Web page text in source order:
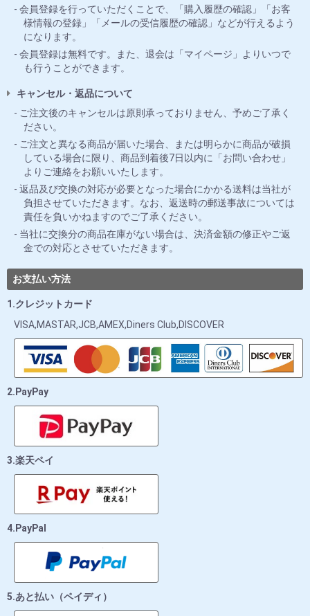
会員登録を行っていただくことで、「購入履歴の確認」「お客
様情報の登録」「メールの受信履歴の確認」などが行えるよう
になります。
会員登録は無料です。また、退会は「マイページ」よりいつで
も行うことができます。
キャンセル・返品について
ご注文後のキャンセルは原則承っておりません、予めご了承く
ださい。
ご注文と異なる商品が届いた場合、または明らかに商品が破損
している場合に限り、商品到着後7日以内に「お問い合わせ」
よりご連絡をお願いいたします。
返品及び交換の対応が必要となった場合にかかる送料は当社が
負担させていただきます。なお、返送時の郵送事故については
責任を負いかねますのでご了承ください。
当社に交換分の商品在庫がない場合は、決済金額の修正やご返
金での対応とさせていただきます。
お支払い方法
1.クレジットカード
VISA,MASTAR,JCB,AMEX,Diners Club,DISCOVER
2.PayPay
3.楽天ペイ
4.PayPal
5.あと払い（ペイディ）